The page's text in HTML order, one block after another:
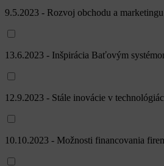
9.5.2023 - Rozvoj obchodu a marketingu
13.6.2023 - Inšpirácia Baťovým
12.9.2023 - Stále inovácie v
10.10.2023 - Možnosti financovania